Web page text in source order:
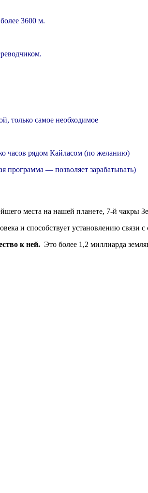
3600 м.
только самое необходимое
часов рядом Кайласом (по желанию)
программа — позволяет зарабатывать)
места на нашей планете, 7-й чакры
и способствует установлению связи
к ней. Это более 1,2 миллиарда